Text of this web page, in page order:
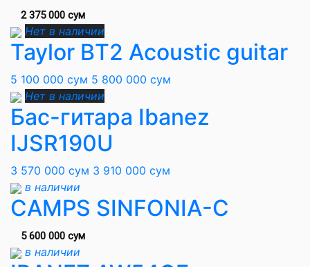
2 375 000 сум
Нет в наличии
Taylor BT2 Acoustic guitar
5 100 000 сум 5 800 000 сум
Нет в наличии
Бас-гитара Ibanez
IJSR190U
3 570 000 сум 3 910 000 сум
в наличии
CAMPS SINFONIA-C
5 600 000 сум
в наличии